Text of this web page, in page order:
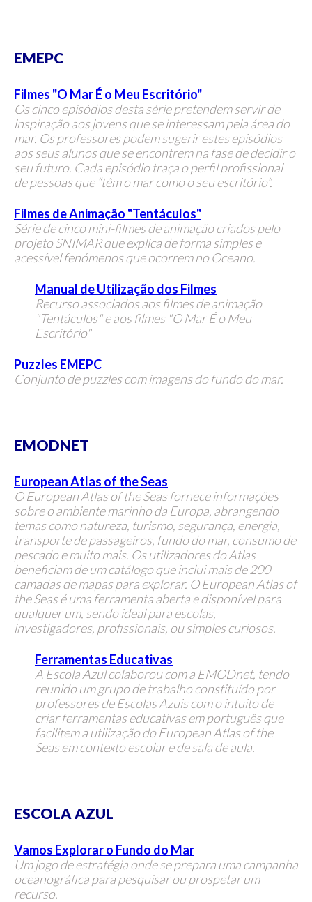
EMEPC
Filmes "O Mar É o Meu Escritório"
Os cinco episódios desta série pretendem servir de
inspiração aos jovens que se interessampela área do
mar. Os professores podem sugerir estes episódios
aos seus alunos que seencontrem na fase de decidir o
seu futuro. Cada episódio traça o perfil profissional
depessoas que “têm o mar como o seu escritório”.
Filmes de Animação "Tentáculos"
Série de cinco mini-filmes de animação criados pelo
projeto SNIMAR que explica de forma simples e
acessível fenómenos que ocorrem no Oceano.
Manual de Utilização dos Filmes
Recurso associados aos filmes de animação
"Tentáculos" e aos filmes "O Mar É o Meu
Escritório"
Puzzles EMEPC
Conjunto de puzzles com imagens do fundo do mar.
EMODNET
European Atlas of the Seas
O European Atlas of the Seas fornece informações
sobre o ambiente marinho da Europa, abrangendo
temas como natureza, turismo, segurança, energia,
transporte de passageiros, fundo do mar, consumo de
pescado e muito mais. Os utilizadores do Atlas
beneficiam de um catálogo que inclui mais de 200
camadas de mapas para explorar. O European Atlas of
the Seas é uma ferramenta aberta e disponível para
qualquer um, sendo ideal para escolas,
investigadores, profissionais, ou simples curiosos.
Ferramentas Educativas
A Escola Azul colaborou com a EMODnet, tendo
reunido um grupo de trabalho constituído por
professores de Escolas Azuis com o intuito de
criar ferramentas educativas em português que
facilitem a utilização do European Atlas of the
Seas em contexto escolar e de sala de aula.
ESCOLA AZUL
Vamos Explorar o Fundo do Mar
Um jogo de estratégia onde se prepara uma campanha
oceanográfica para pesquisar ou prospetar um
recurso.